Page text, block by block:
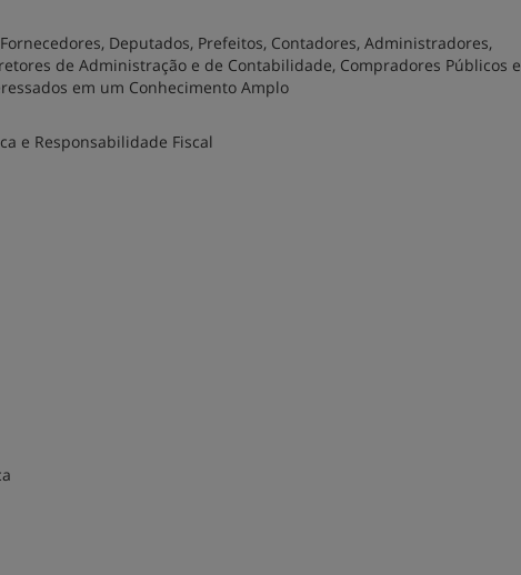
Deputados, Prefeitos, Contadores, Administradores,
de Administração e de Contabilidade, Compradores Públicos e
em um Conhecimento Amplo
e Responsabilidade Fiscal